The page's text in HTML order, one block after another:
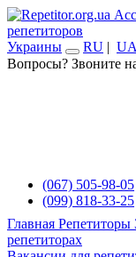
репетиторов
Украины
RU | UA
Вопросы? Звоните
(067) 505-98-05
(099) 818-33-25
Главная Репетиторы
репетиторах